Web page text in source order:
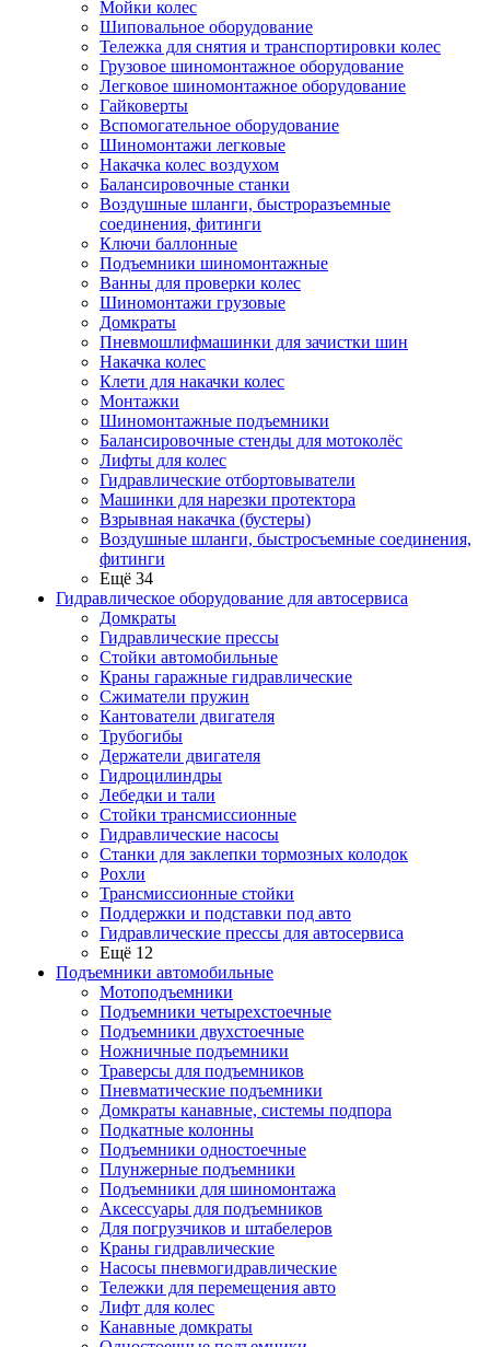
Мойки колес
Шиповальное оборудование
Тележка для снятия и транспортировки колес
Грузовое шиномонтажное оборудование
Легковое шиномонтажное оборудование
Гайковерты
Вспомогательное оборудование
Шиномонтажи легковые
Накачка колес воздухом
Балансировочные станки
Воздушные шланги, быстроразъемные
соединения, фитинги
Ключи баллонные
Подъемники шиномонтажные
Ванны для проверки колес
Шиномонтажи грузовые
Домкраты
Пневмошлифмашинки для зачистки шин
Накачка колес
Клети для накачки колес
Монтажки
Шиномонтажные подъемники
Балансировочные стенды для мотоколёс
Лифты для колес
Гидравлические отбортовыватели
Машинки для нарезки протектора
Взрывная накачка (бустеры)
Воздушные шланги, быстросъемные соединения,
фитинги
Ещё 34
Гидравлическое оборудование для автосервиса
Домкраты
Гидравлические прессы
Стойки автомобильные
Краны гаражные гидравлические
Сжиматели пружин
Кантователи двигателя
Трубогибы
Держатели двигателя
Гидроцилиндры
Лебедки и тали
Стойки трансмиссионные
Гидравлические насосы
Cтанки для заклепки тормозных колодок
Рохли
Трансмиссионные стойки
Поддержки и подставки под авто
Гидравлические прессы для автосервиса
Ещё 12
Подъемники автомобильные
Мотоподъемники
Подъемники четырехстоечные
Подъемники двухстоечные
Ножничные подъемники
Траверсы для подъемников
Пневматические подъемники
Домкраты канавные, системы подпора
Подкатные колонны
Подъемники одностоечные
Плунжерные подъемники
Подъемники для шиномонтажа
Аксессуары для подъемников
Для погрузчиков и штабелеров
Краны гидравлические
Насосы пневмогидравлические
Тележки для перемещения авто
Лифт для колес
Канавные домкраты